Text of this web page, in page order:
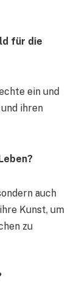
für die
ein und
ihren
auch
Kunst, um
zu